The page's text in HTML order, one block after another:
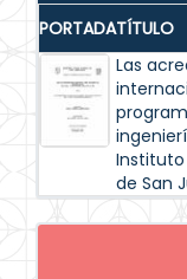
PORTADATÍTULO
Las
de San